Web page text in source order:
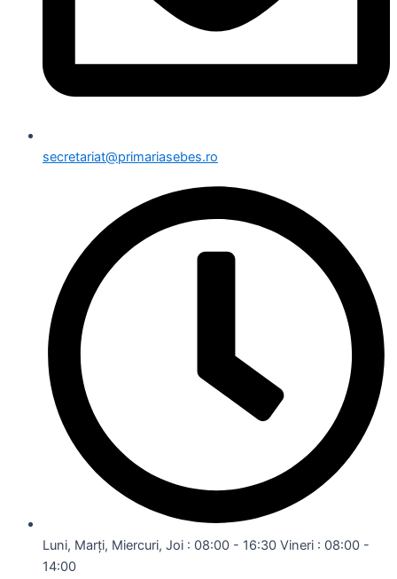
secretariat@primariasebes.ro
Luni, Marți, Miercuri, Joi : 08:00 - 16:30 Vineri : 08:00 -
14:00